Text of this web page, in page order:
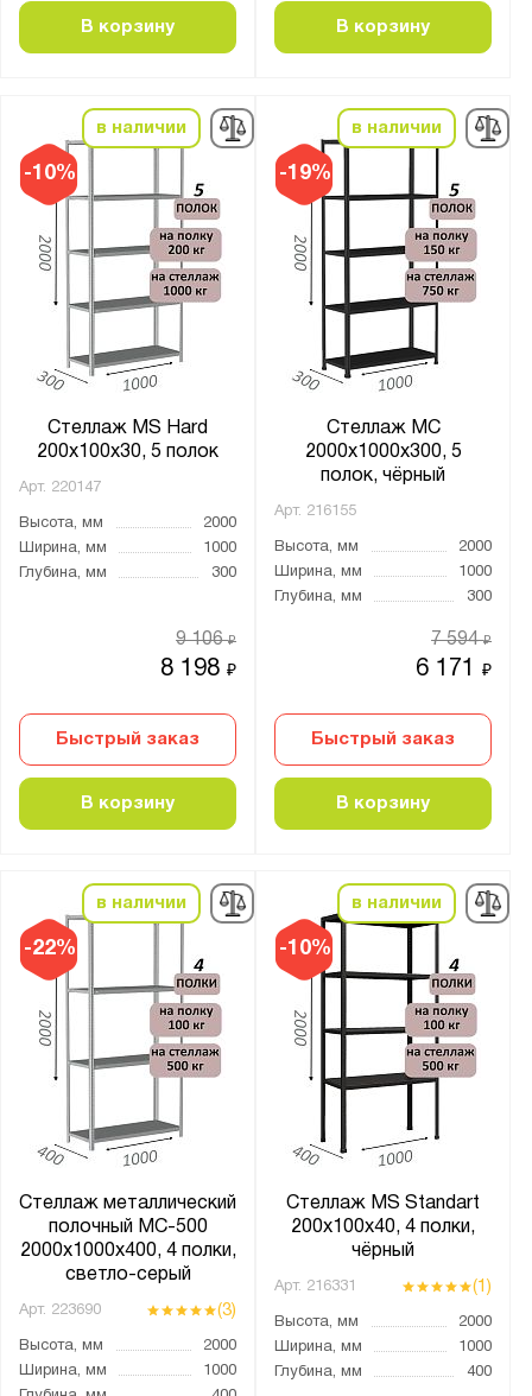
В корзину В корзину
-10%
в наличии
Стеллаж MS Hard
200х100х30, 5 полок
Арт. 220147
Высота, мм
2000
Ширина, мм
1000
Глубина, мм
300
8 198₽
9 106₽
Быстрый заказ
В корзину
-19%
в наличии
Стеллаж МС
2000х1000х300, 5
полок, чёрный
Арт. 216155
Высота, мм
2000
Ширина, мм
1000
Глубина, мм
300
6 171₽
7 594₽
Быстрый заказ
В корзину
-22%
в наличии
Стеллаж металлический
полочный МС-500
2000х1000х400, 4 полки,
светло-серый
Арт. 223690 (3)
Высота, мм
2000
Ширина, мм
1000
-10%
в наличии
Стеллаж MS Standart
200х100х40, 4 полки,
чёрный
Арт. 216331 (1)
Высота, мм
2000
Ширина, мм
1000
Глубина, мм
400